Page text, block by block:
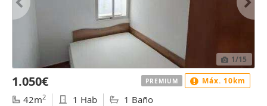
1/15
1.050€
42m2 1 Hab 1 Baño
PREMIUM Máx. 10km